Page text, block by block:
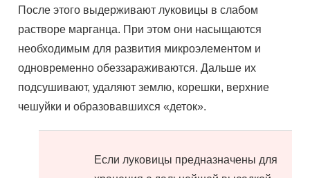
После этого выдерживают луковицы в слабом
растворе марганца. При этом они насыщаются
необходимым для развития микроэлементом и
одновременно обеззараживаются. Дальше их
подсушивают, удаляют землю, корешки, верхние
чешуйки и образовавшихся «деток».
Если луковицы предназначены для